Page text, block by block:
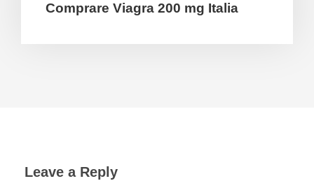
Comprare Viagra 200 mg Italia
Leave a Reply